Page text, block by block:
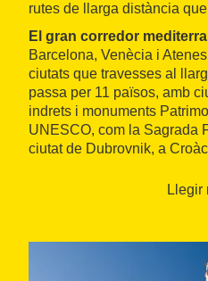
rutes de llarga distància
El gran corredor
Barcelona, Venècia i
ciutats que travesses al
passa per 11 països, amb
indrets i monuments
UNESCO, com la Sagrada
ciutat de Dubrovnik, a
I d'excuses per tastar unLlegir